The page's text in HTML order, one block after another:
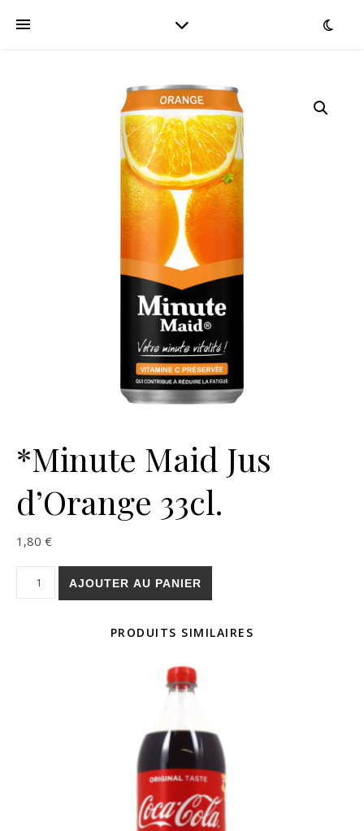
*Minute Maid Jus
d’Orange 33cl.
1,80 €
quantité de *Minute Maid Jus d'Orange 33cl.
AJOUTER AU PANIER
PRODUITS SIMILAIRES